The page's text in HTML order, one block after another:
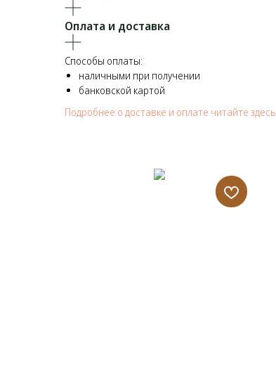
Оплата и доставка
Способы оплаты:
наличными при получении
банковской картой
Подробнее о доставке и оплате читайте здесь